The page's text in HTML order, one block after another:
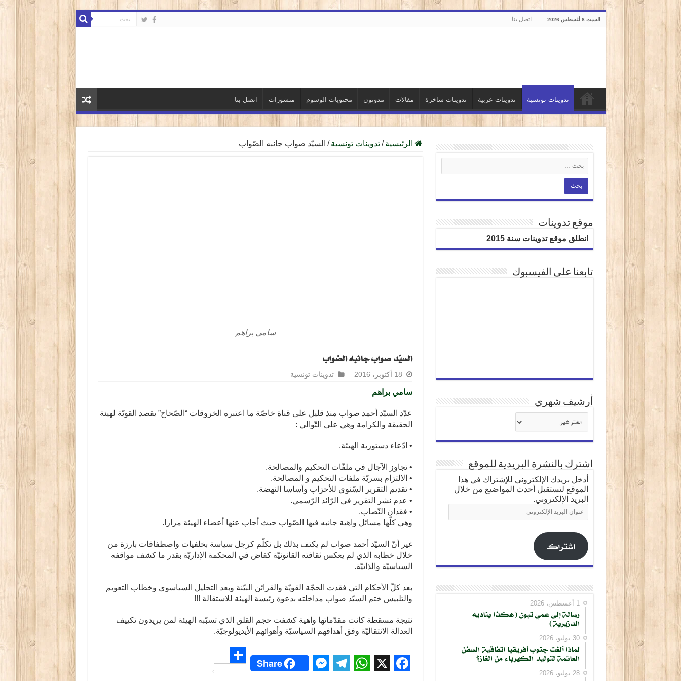
السبت 8 أغسطس 2026 اتصل بنا
تدوينات تونسية تدوينات عربية تدوينات ساخرة مقالات مدونون محتويات الوسوم منشورات اتصل بنا
الرئيسية / تدوينات تونسية / السيّد صواب جانبه الصّواب
سامي براهم
السيّد صواب جانبه الصّواب
18 أكتوبر، 2016 تدوينات تونسية
سامي براهم
عدّد السيّد أحمد صواب منذ قليل على قناة خاصّة ما اعتبره الخروقات “الصّحاح” يقصد القويّة لهيئة
الحقيقة والكرامة وهي على التّوالي :
• ادّعاء دستورية الهيئة.
• تجاوز الآجال في ملفّات التحكيم والمصالحة.
• الالتزام بسريّة ملفات التحكيم و المصالحة.
• تقديم التقرير السّنوي للأحزاب وأساسا النهضة.
• عدم نشر التقرير في الرّائد الرّسمي.
• فقدان النّصاب.
وهي كلّها مسائل واهية جانبه فيها الصّواب حيث أجاب عنها أعضاء الهيئة مرارا.
غير أنّ السيّد أحمد صواب لم يكتف بذلك بل تكلّم كرجل سياسة بخلفيات واصطفافات بارزة من
خلال خطابه الذي لم يعكس ثقافته القانونيّة كقاض في المحكمة الإداريّة بقدر ما كشف مواقفه
السياسيّة والذاتيّة.
بعد كلّ الأحكام التي فقدت الحجّة القويّة والقرائن البيّنة وبعد التحليل السياسوي وخطاب التعويم
والتلبيس ختم السيّد صواب مداخلته بدعوة رئيسة الهيئة للاستقالة !!!
نتيجة مسقطة كانت مقدّماتها واهية كشفت حجم القلق الذي تسبّبه الهيئة لمن يريدون تكييف
العدالة الانتقاليّة وفق أهدافهم السياسيّة وأهوائهم الأيديولوجيّة.
Share
موقع تدوينات
انطلق موقع تدوينات سنة 2015
تابعنا على الفيسبوك
أرشيف شهري
شهري
اشترك بالنشرة البريدية للموقع
أدخل بريدك الإلكتروني للإشتراك في هذا
الموقع لتستقبل أحدث المواضيع من خلال
البريد الإلكتروني.
عنوان
البريد
اشتراك
1 أغسطس، 2026
رسالة إلى عمي تبون (هكذا يناديه
الدزيرية)
30 يوليو، 2026
لماذا ألغت جنوب أفريقيا اتفاقية السفن
العائمة لتوليد الكهرباء من الغاز؟
28 يوليو، 2026